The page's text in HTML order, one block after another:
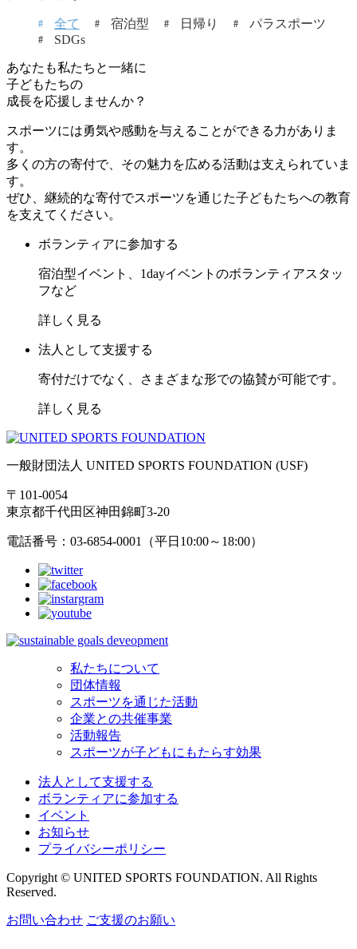
全て 宿泊型 日帰り
パラスポーツ
SDGs
あなたも私たちと一緒に
子どもたちの
成長を応援しませんか？
スポーツには勇気や感動を与えることができる力がありま
す。
多くの方の寄付で、その魅力を広める活動は支えられていま
す。
ぜひ、継続的な寄付でスポーツを通じた子どもたちへの教育
を支えてください。
ボランティアに参加する
宿泊型イベント、1dayイベントのボランティアスタッ
フなど
詳しく見る
法人として支援する
寄付だけでなく、さまざまな形での協賛が可能です。
詳しく見る
一般財団法人 UNITED SPORTS FOUNDATION (USF)
〒101-0054
東京都千代田区神田錦町3-20
電話番号：03-6854-0001（平日10:00～18:00）
私たちについて
団体情報
スポーツを通じた活動
企業との共催事業
活動報告
スポーツが子どもにもたらす効果
法人として支援する
ボランティアに参加する
イベント
お知らせ
プライバシーポリシー
Copyright © UNITED SPORTS FOUNDATION. All Rights
Reserved.
お問い合わせ ご支援のお願い